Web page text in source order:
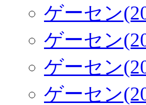
ゲーセン
ゲーセン
ゲーセン
ゲーセン